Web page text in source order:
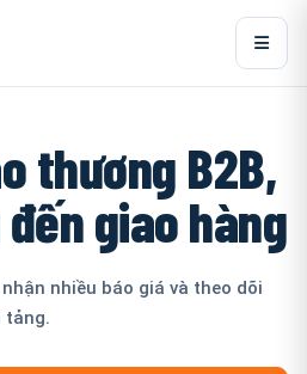
thương B2B,
giao hàng
nhiều báo giá và theo dõi
tảng.